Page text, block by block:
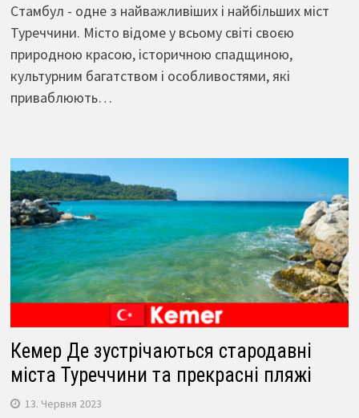
Стамбул - одне з найважливіших і найбільших міст
Туреччини. Місто відоме у всьому світі своєю
природною красою, історичною спадщиною,
культурним багатством і особливостями, які
приваблюють…
Кемер Де зустрічаються стародавні
міста Туреччини та прекрасні пляжі
13. Червня 2023